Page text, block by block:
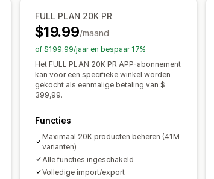
FULL PLAN 20K PR
$19.99/maand
of $199.99/jaar en bespaar 17%
Het FULL PLAN 20K PR APP-abonnement
kan voor een specifieke winkel worden
gekocht als eenmalige betaling van $
399,99.
Functies
Maximaal 20K producten beheren (41M
varianten)
Alle functies ingeschakeld
Volledige import/export